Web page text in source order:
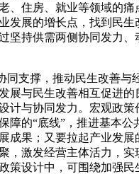
、住房、就业等领域的痛
发展的增长点，找到民
坚持供需两侧协同发力、
同支撑，推动民生改善与
展与民生改善相互促进的
计与协同发力。宏观政策
障的“底线”，推进基本公
成果；又要拉起产业发展
，激发经营主体活力，实
策设计中，可围绕加强民